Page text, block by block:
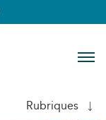
Menu
Rubriques